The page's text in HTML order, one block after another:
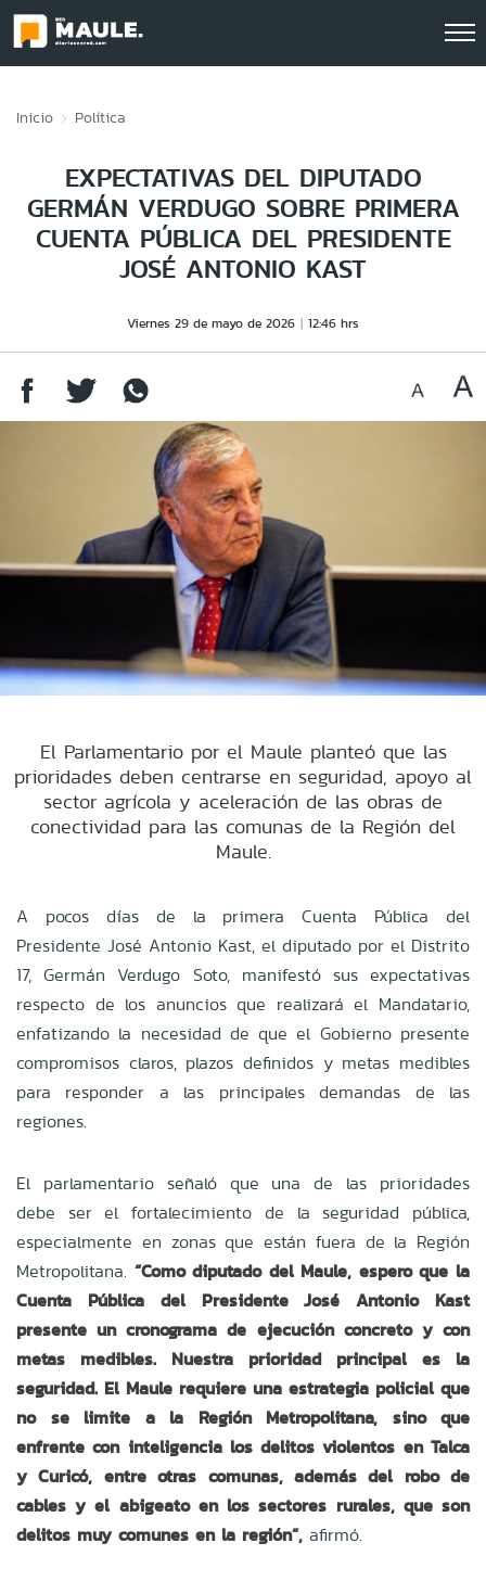
Inicio Política
EXPECTATIVAS DEL DIPUTADO
GERMÁN VERDUGO SOBRE PRIMERA
CUENTA PÚBLICA DEL PRESIDENTE
JOSÉ ANTONIO KAST
Viernes 29 de mayo de 2026 12:46 hrs
El Parlamentario por el Maule planteó que las
prioridades deben centrarse en seguridad, apoyo al
sector agrícola y aceleración de las obras de
conectividad para las comunas de la Región del
Maule.
A pocos días de la primera Cuenta Pública del
Presidente José Antonio Kast, el diputado por el Distrito
17, Germán Verdugo Soto, manifestó sus expectativas
respecto de los anuncios que realizará el Mandatario,
enfatizando la necesidad de que el Gobierno presente
compromisos claros, plazos definidos y metas medibles
para responder a las principales demandas de las
regiones.
El parlamentario señaló que una de las prioridades
debe ser el fortalecimiento de la seguridad pública,
especialmente en zonas que están fuera de la Región
Metropolitana. “Como diputado del Maule, espero que la
Cuenta Pública del Presidente José Antonio Kast
presente un cronograma de ejecución concreto y con
metas medibles. Nuestra prioridad principal es la
seguridad. El Maule requiere una estrategia policial que
no se limite a la Región Metropolitana, sino que
enfrente con inteligencia los delitos violentos en Talca
y Curicó, entre otras comunas, además del robo de
cables y el abigeato en los sectores rurales, que son
delitos muy comunes en la región”, afirmó.